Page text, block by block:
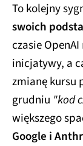
To kolejny
swoich
czasie
inicjatywy, a
zmianę kursu
grudniu "kod
większego
Google i